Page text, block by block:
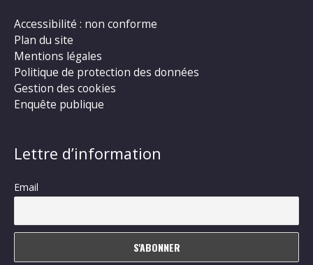
Accessibilité : non conforme
Plan du site
Mentions légales
Politique de protection des données
Gestion des cookies
Enquête publique
Lettre d’information
Email